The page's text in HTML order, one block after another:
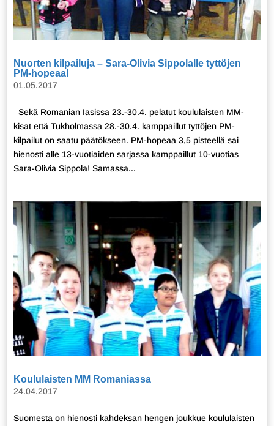
Nuorten kilpailuja – Sara-Olivia Sippolalle tyttöjen
PM-hopeaa!
01.05.2017
Sekä Romanian Iasissa 23.-30.4. pelatut koululaisten MM-
kisat että Tukholmassa 28.-30.4. kamppaillut tyttöjen PM-
kilpailut on saatu päätökseen. PM-hopeaa 3,5 pisteellä sai
hienosti alle 13-vuotiaiden sarjassa kamppaillut 10-vuotias
Sara-Olivia Sippola! Samassa...
Koululaisten MM Romaniassa
24.04.2017
Suomesta on hienosti kahdeksan hengen joukkue koululaisten